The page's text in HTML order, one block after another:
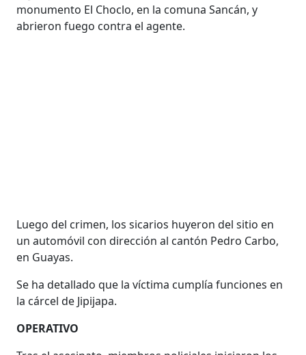
monumento El Choclo, en la comuna Sancán, y
abrieron fuego contra el agente.
Luego del crimen, los sicarios huyeron del sitio en
un automóvil con dirección al cantón Pedro Carbo,
en Guayas.
Se ha detallado que la víctima cumplía funciones en
la cárcel de Jipijapa.
OPERATIVO